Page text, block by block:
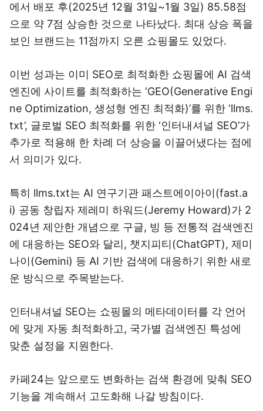
에서 배포 후(2025년 12월 31일~1월 3일) 85.58점
으로 약 7점 상승한 것으로 나타났다. 최대 상승 폭을
보인 브랜드는 11점까지 오른 쇼핑몰도 있었다.
이번 성과는 이미 SEO로 최적화한 쇼핑몰에 AI 검색
엔진에 사이트를 최적화하는 ‘GEO(Generative Engi
ne Optimization, 생성형 엔진 최적화)’를 위한 ‘llms.
txt’, 글로벌 SEO 최적화를 위한 ‘인터내셔널 SEO’가
추가로 적용해 한 차례 더 상승을 이끌어냈다는 점에
서 의미가 있다.
특히 llms.txt는 AI 연구기관 패스트에이아이(fast.a
i) 공동 창립자 제레미 하워드(Jeremy Howard)가 2
024년 제안한 개념으로 구글, 빙 등 전통적 검색엔진
에 대응하는 SEO와 달리, 챗지피티(ChatGPT), 제미
나이(Gemini) 등 AI 기반 검색에 대응하기 위한 새로
운 방식으로 주목받는다.
인터내셔널 SEO는 쇼핑몰의 메타데이터를 각 언어
에 맞게 자동 최적화하고, 국가별 검색엔진 특성에
맞춘 설정을 지원한다.
카페24는 앞으로도 변화하는 검색 환경에 맞춰 SEO
기능을 계속해서 고도화해 나갈 방침이다.